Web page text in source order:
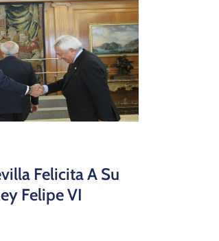
Felicita A Su
Felipe VI